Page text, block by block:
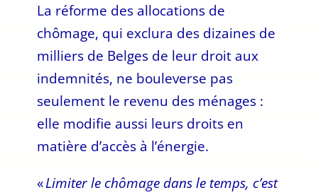
La réforme des allocations de
chômage, qui exclura des dizaines de
milliers de Belges de leur droit aux
indemnités, ne bouleverse pas
seulement le revenu des ménages :
elle modifie aussi leurs droits en
matière d’accès à l’énergie.
«Limiter le chômage dans le temps, c’est